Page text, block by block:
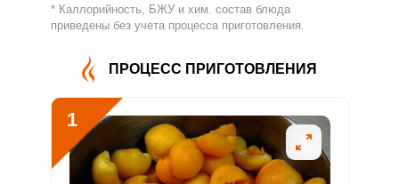
Витамин
28 мг 500 мг 0.3 3.7
Витамин
В5
Витамин
В6
0.5 мг 2 мг 1.3 16.7
* Каллорийность, БЖУ и хим. состав блюда
приведены без учета процесса приготовления.
ПРОЦЕСС ПРИГОТОВЛЕНИЯ
1